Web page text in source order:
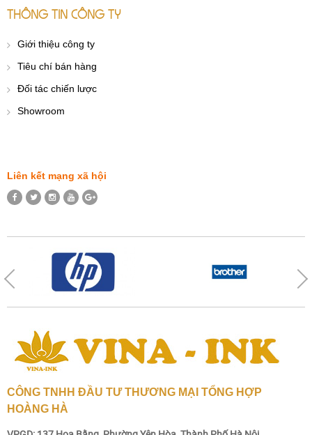
THÔNG TIN CÔNG TY
Giới thiệu công ty
Tiêu chí bán hàng
Đối tác chiến lược
Showroom
Liên kết mạng xã hội
CÔNG TNHH ĐẦU TƯ THƯƠNG MẠI TỔNG HỢP
HOÀNG HÀ